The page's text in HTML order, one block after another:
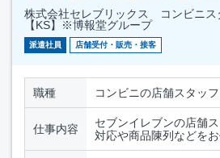
株式会社セレブリックス コンビニス
【KS】※博報堂グループ
派遣社員 店舗受付・販売・接客
職種 コンビニの店舗スタッフ
仕事内容
セブンイレブンの店舗
対応や商品陳列などをお